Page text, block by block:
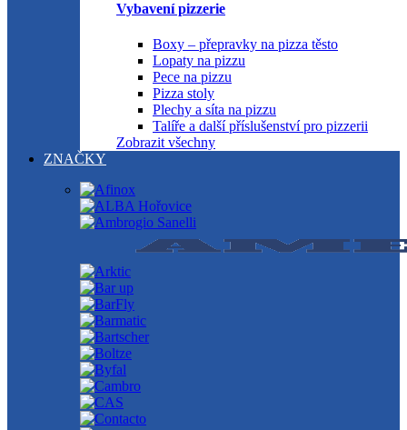
Vybavení pizzerie
Boxy – přepravky na pizza těsto
Lopaty na pizzu
Pece na pizzu
Pizza stoly
Plechy a síta na pizzu
Talíře a další příslušenství pro pizzerii
Zobrazit všechny
ZNAČKY